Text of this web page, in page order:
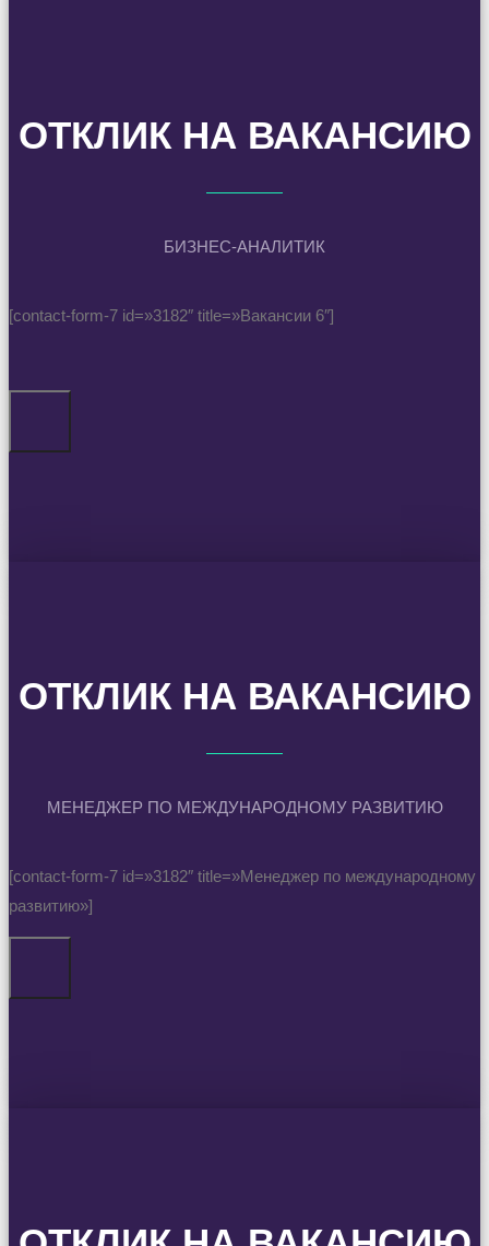
ОТКЛИК НА ВАКАНСИЮ
БИЗНЕС-АНАЛИТИК
[contact-form-7 id=»3182″ title=»Вакансии 6″]
ОТКЛИК НА ВАКАНСИЮ
МЕНЕДЖЕР ПО МЕЖДУНАРОДНОМУ РАЗВИТИЮ
[contact-form-7 id=»3182″ title=»Менеджер по международному
развитию»]